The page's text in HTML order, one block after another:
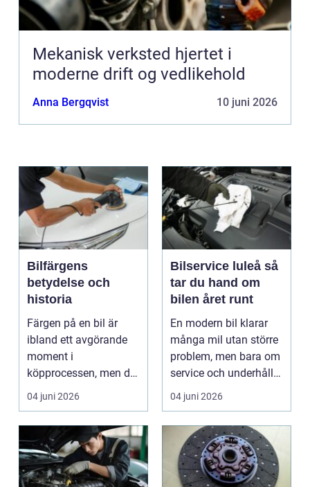
Mekanisk verksted hjertet i
moderne drift og vedlikehold
Anna Bergqvist 10 juni 2026
Bilfärgens
betydelse och
historia
Färgen på en bil är
ibland ett avgörande
moment i
köpprocessen, men det
ha...
04 juni 2026
Bilservice luleå så
tar du hand om
bilen året runt
En modern bil klarar
många mil utan större
problem, men bara om
service och underhåll
sköts i tid. I...
04 juni 2026